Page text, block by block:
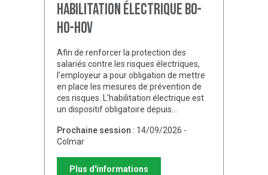
Habilitation électrique B0-
H0-H0V
Afin de renforcer la protection des
salariés contre les risques électriques,
l’employeur a pour obligation de mettre
en place les mesures de prévention de
ces risques. L’habilitation électrique est
un dispositif obligatoire depuis…
Prochaine session : 14/09/2026 -
Colmar
Plus d'informations